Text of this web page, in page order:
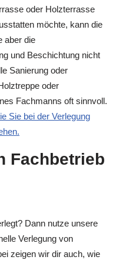
oder Holzterrasse
möchte, kann die
aber die
und Beschichtung nicht
Sanierung oder
oder
Fachmanns oft sinnvoll.
Sie bei der Verlegung
Fachbetrieb
Dann nutze unsere
Verlegung von
zeigen wir dir auch, wie